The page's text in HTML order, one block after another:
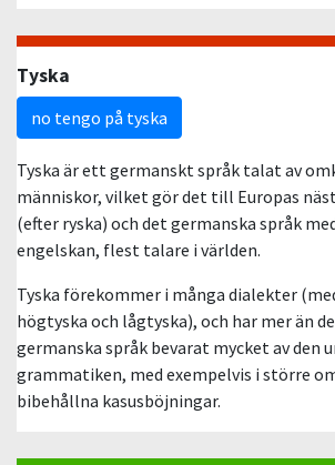
Tyska
no tengo på tyska
Tyska är ett germanskt språk talat av
människor, vilket gör det till Europas
(efter ryska) och det germanska språk
engelskan, flest talare i världen.
Tyska förekommer i många dialekter
högtyska och lågtyska), och har mer än
germanska språk bevarat mycket av den
grammatiken, med exempelvis i större
bibehållna kasusböjningar.